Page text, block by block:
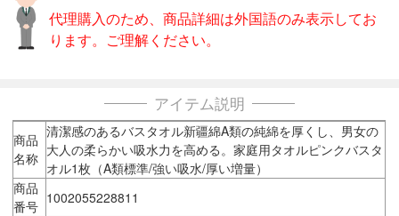
代理購入のため、商品詳細は外国語のみ表示してお
ります。ご理解ください。
アイテム説明
商品
名称
清潔感のあるバスタオル新疆綿A類の純綿を厚くし、男女の
大人の柔らかい吸水力を高める。家庭用タオルピンクバスタ
オル1枚（A類標準/強い吸水/厚い増量）
商品
番号 1002055228811